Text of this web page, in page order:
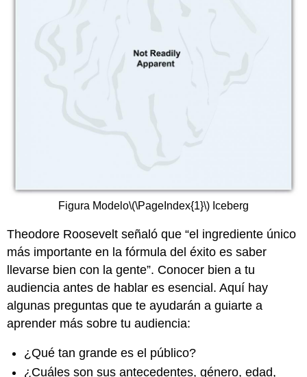
Figura Modelo\(\PageIndex{1}\) Iceberg
Theodore Roosevelt señaló que “el ingrediente único
más importante en la fórmula del éxito es saber
llevarse bien con la gente”. Conocer bien a tu
audiencia antes de hablar es esencial. Aquí hay
algunas preguntas que te ayudarán a guiarte a
aprender más sobre tu audiencia:
¿Qué tan grande es el público?
¿Cuáles son sus antecedentes, género, edad,